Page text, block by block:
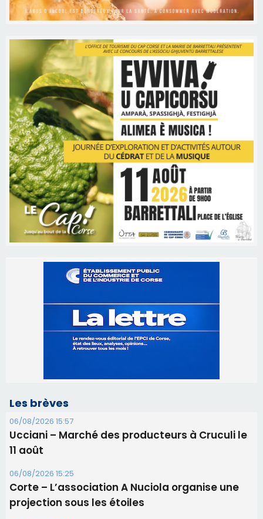
06/08/2026 15:57
Ucciani – Marché des producteurs à Cruculi le
Corte – L’association A Nuciola organise une
projection sous les étoiles
06/08/2026 15:04
Alata - Soirée Tango Argentin au stade de San
Benedetto
05/08/2026 09:53
Biguglia : messe de la Sainte-Marie et
procession le 14 août